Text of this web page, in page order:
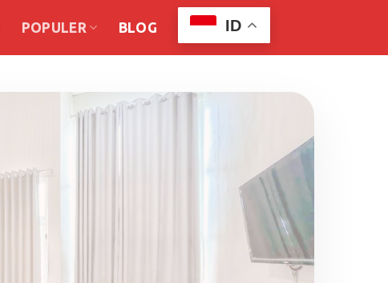
POPULER BLOG ID